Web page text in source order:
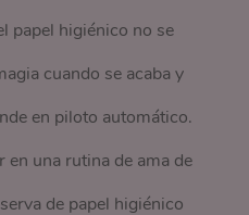
papel higiénico no se
cuando se acaba y
en piloto automático.
una rutina de ama de
de papel higiénico